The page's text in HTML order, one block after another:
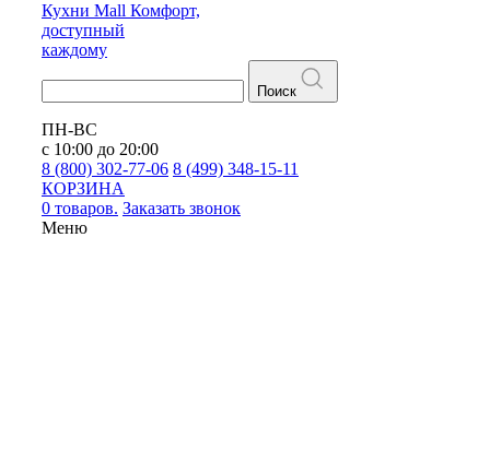
Кухни Mall Комфорт,
доступный
каждому
Поиск
ПН-ВС
с 10:00 до 20:00
8 (800) 302-77-06 8 (499) 348-15-11
КОРЗИНА
0 товаров. Заказать звонок
Меню